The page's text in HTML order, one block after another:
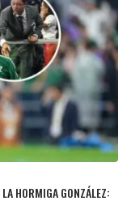
HORMIGA GONZÁLEZ: